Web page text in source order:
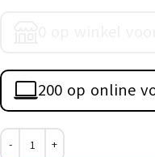
200 op online